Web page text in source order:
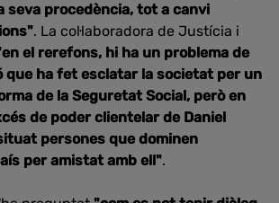
seva procedència, tot a canvi
. La col·laboradora de Justícia i
el rerefons, hi ha un problema de
que ha fet esclatar la societat per un
de la Seguretat Social, però en
de poder clientelar de Daniel
persones que dominen
per amistat amb ell".